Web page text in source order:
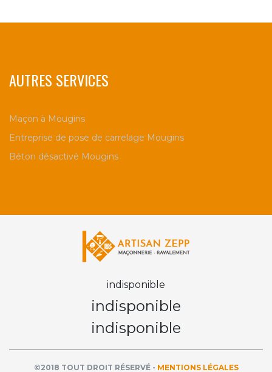
AUTRES SERVICES
Maçon à Mougins
Entreprise de pose de carrelage Mougins
Béton désactivé Mougins
indisponible
indisponible
indisponible
©2018 TOUT DROIT RÉSERVÉ - MENTIONS LÉGALES